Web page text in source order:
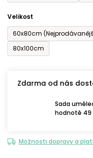
Velikost
60x80cm
80x100cm
Zdarma od nás
Sada
hodnotě 49
Možnosti dopravy a